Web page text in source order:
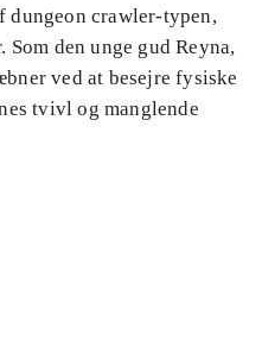
dungeon crawler-typen,
den unge gud Reyna,
ved at besejre fysiske
tvivl og manglende